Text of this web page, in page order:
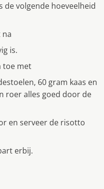
de volgende hoeveelheid
na
is.
toe met
60 gram kaas en
roer alles goed door de
en serveer de risotto
erbij.